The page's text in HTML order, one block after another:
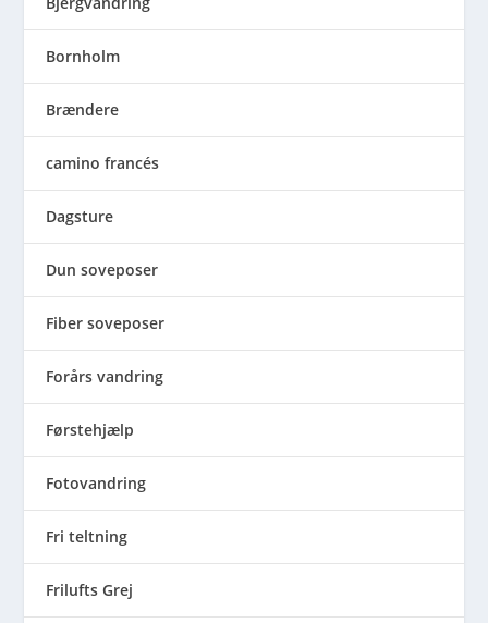
Bornholm
Brændere
camino francés
Dagsture
Dun soveposer
Fiber soveposer
Forårs vandring
Førstehjælp
Fotovandring
Fri teltning
Frilufts Grej